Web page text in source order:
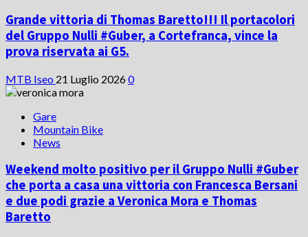
Grande vittoria di Thomas Baretto!!! Il portacolori
del Gruppo Nulli #Guber, a Cortefranca, vince la
prova riservata ai G5.
MTB Iseo 21 Luglio 20260
Gare
Mountain Bike
News
Weekend molto positivo per il Gruppo Nulli #Guber
che porta a casa una vittoria con Francesca Bersani
e due podi grazie a Veronica Mora e Thomas
Baretto